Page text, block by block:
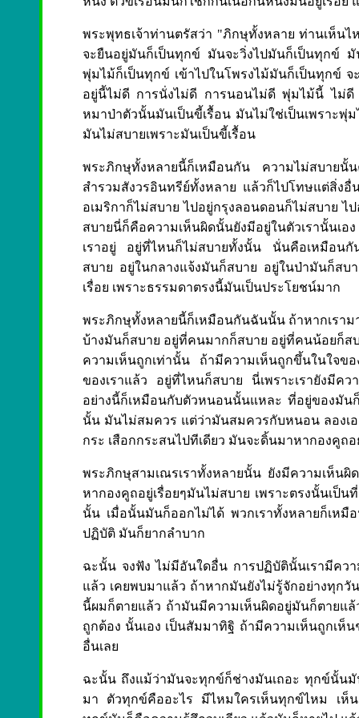
พระพุทธเจ้าท่านตรัสว่า "ภิกษุทั้งหลาย ท่านเห็น
จะยืนอยู่มันก็เป็นทุกข์ มันจะวิ่งไปมันก็เป็นทุกข์
พุ่มไม้ก็เป็นทุกข์ เข้าไปในโพรงไม้มันก็เป็นทุกข์
อยู่นี้ไม่ดี การนั่งไม่ดี การนอนไม่ดี พุ่มไม้นี้ ไม่ดี
หมาป่าตัวนั้นมันเป็นขี้เรื้อน มันไม่ใช่เป็นเพราะ
มันไม่สบายเพราะมันเป็นขี้เรื้อน
พระภิกษุทั้งหลายนี้ก็เหมือนกัน ความไม่สบายนั้
สำรวมสังวรอินทรีย์ทั้งหลาย แล้วก็ไปโทษแต่สิ่งอื่
อเมริกาก็ไม่สบาย ไปอยู่กรุงลอนดอนก็ไม่สบาย
สบายนี่ก็คือความเห็นผิดนั้นยังมีอยู่ในตัวเรานั้น
เราอยู่ อยู่ที่ไหนก็ไม่สบายทั้งนั้น นั่นคือเหมือน
สบาย อยู่ในกลางแจ้งมันก็สบาย อยู่ในป่ามันก็ส
เรื่อย เพราะธรรมดาตรงนี้มันเป็นประโยชน์มาก
พระภิกษุทั้งหลายนี้ก็เหมือนกันฉันนั้น ถ้าหากเรา
บ้างมันก็สบาย อยู่ที่คนมากก็สบาย อยู่ที่คนน้อยก็
ความเห็นถูกเท่านั้น ถ้ามีความเห็นถูกขึ้นในใจข
ของเราแล้ว อยู่ที่ไหนก็สบาย นี่เพราะเรายังมี
อย่างนี้ก็เหมือนกับตัวหนอนนั้นแหละ ที่อยู่ของมั
นั้น มันไม่สมควร แต่ว่ามันสมควรกับหนอน ลองเ
กระ เสือกกระสนไปทีเดียว มันจะดิ้นมาหากองคู
พระภิกษุสามเณรเราทั้งหลายนั้น ยังมีความเห็น
หากองคูถอยู่เรื่อยๆมันไม่สบาย เพราะตรงนั้นเป็
นั้น เมื่อนั้นมันก็ออกไม่ได้ พวกเราทั้งหลายก็เห
ปฏิบัติ มันก็ยากลำบาก
ฉะนั้น จงฟัง ไม่มีอันใดอื่น การปฏิบัตินั้นเรามีคว
แล้ว เคยพบมาแล้ว ถ้าหากมันยังไม่รู้จักอย่างทุก
นี้ผมก็ตายแล้ว ถ้ามันมีความเห็นผิดอยู่มันก็ตายแ
ถูกต้อง นั้นเอง เป็นสัมมาทิฐิ ถ้ามีความเห็นถูกเห็
อื่นเลย
ฉะนั้น ถึงแม้ว่ามันจะทุกข์ก็ช่างมันเถอะ ทุกข์นั้น
มา ตัวทุกข์คืออะไร มีไหมใครเห็นทุกข์ไหม เห็